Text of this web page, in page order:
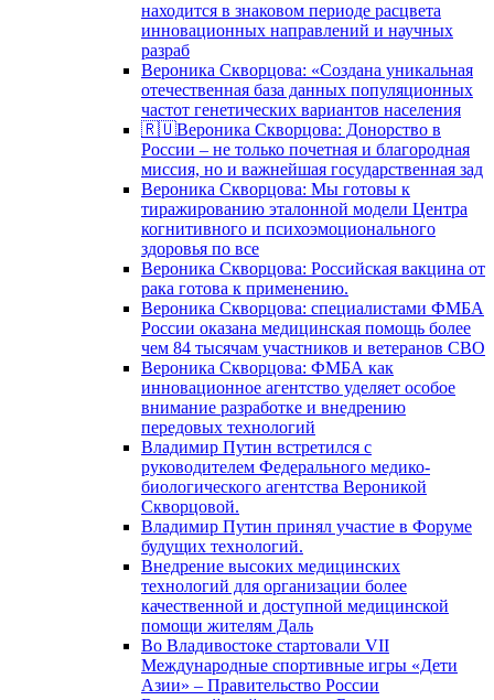
находится в знаковом периоде расцвета
инновационных направлений и научных
разраб
Вероника Скворцова: «Создана уникальная
отечественная база данных популяционных
частот генетических вариантов населения
🇷🇺Вероника Скворцова: Донорство в
России – не только почетная и благородная
миссия, но и важнейшая государственная зад
Вероника Скворцова: Мы готовы к
тиражированию эталонной модели Центра
когнитивного и психоэмоционального
здоровья по все
Вероника Скворцова: Российская вакцина от
рака готова к применению.
Вероника Скворцова: специалистами ФМБА
России оказана медицинская помощь более
чем 84 тысячам участников и ветеранов СВО
Вероника Скворцова: ФМБА как
инновационное агентство уделяет особое
внимание разработке и внедрению
передовых технологий
Владимир Путин встретился с
руководителем Федерального медико-
биологического агентства Вероникой
Скворцовой.
Владимир Путин принял участие в Форуме
будущих технологий.
Внедрение высоких медицинских
технологий для организации более
качественной и доступной медицинской
помощи жителям Даль
Во Владивостоке стартовали VII
Международные спортивные игры «Дети
Азии» – Правительство России